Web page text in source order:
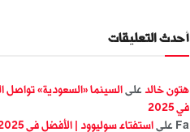
أحدث التعليقات
هتون خالد على السينما «السعودية»
في 2025
Fa على استفتاء سوليوود | الأفضل في 2025